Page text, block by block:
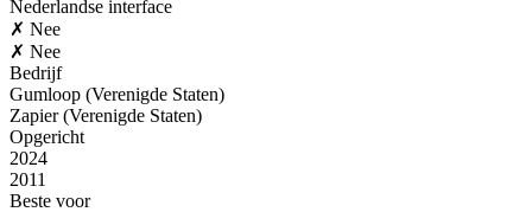
Nederlandse interface
✗ Nee
✗ Nee
Bedrijf
Gumloop (Verenigde Staten)
Zapier (Verenigde Staten)
Opgericht
2024
2011
Beste voor